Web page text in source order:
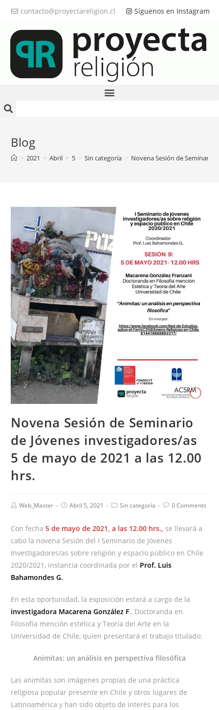
contacto@proyectareligion.cl Síguenos en Instagram
Blog
> 2021 > Abril > 5 > Sin categoría > Novena Sesión de Seminario
Novena Sesión de Seminario
de Jóvenes investigadores/as
5 de mayo de 2021 a las 12.00
hrs.
Web_Master Abril 5, 2021 Sin categoría 0 Comments
Con fecha 5 de mayo de 2021, a las 12.00 hrs., se llevará a
cabo la novena Sesión del I Seminario de Jóvenes
Investigadores/as sobre religión y espacio público en Chile
2020/2021, instancia coordinada por el Prof. Luis
Bahamondes G.
En esta oportunidad, la exposición estará a cargo de la
investigadora Macarena González F., Doctoranda en
Filosofía mención estética y Teoría del Arte en la
Universidad de Chile, quien presentará el trabajo titulado:
Animitas: un análisis en perspectiva filosófica
Las animitas son imágenes propias de una práctica
religiosa popular presente en Chile y otros lugares de
Latinoamérica y han sido objeto de interés para los